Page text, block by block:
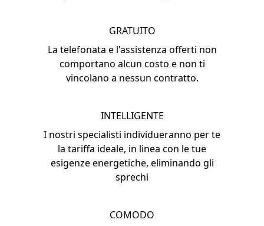
GRATUITO
La telefonata e l'assistenza offerti non
comportano alcun costo e non ti
vincolano a nessun contratto.
INTELLIGENTE
I nostri specialisti individueranno per te
la tariffa ideale, in linea con le tue
esigenze energetiche, eliminando gli
sprechi
COMODO